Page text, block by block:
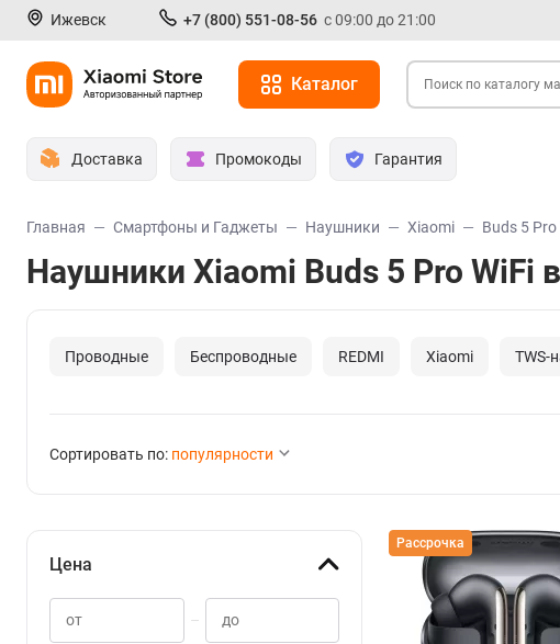
Ижевск +7 (800) 551-08-56 с 09:00 до 21:00
Каталог
Доставка Промокоды Гарантия
Главная Смартфоны и Гаджеты Наушники Xiaomi Buds 5 Pro
Наушники Xiaomi Buds 5 Pro WiFi
Проводные Беспроводные REDMI Xiaomi TWS-
Сортировать по: популярности
Цена
–
Рассрочка